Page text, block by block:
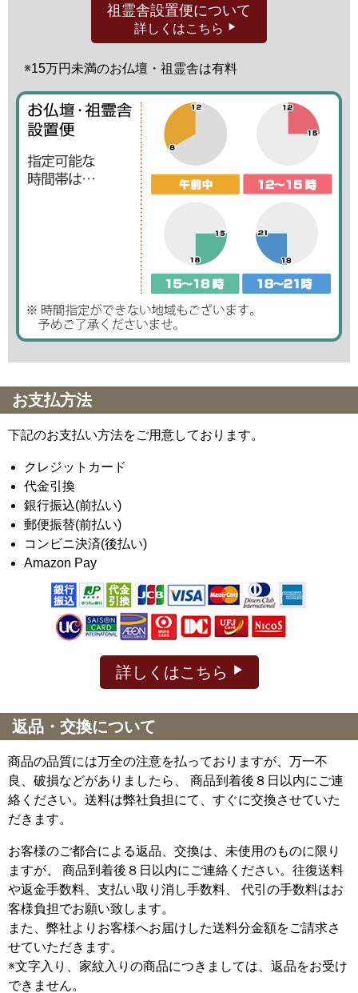
祖霊舎設置便について
詳しくはこちら
※15万円未満のお仏壇・祖霊舎は有料
お支払方法
下記のお支払い方法をご用意しております。
クレジットカード
代金引換
銀行振込(前払い)
郵便振替(前払い)
コンビニ決済(後払い)
Amazon Pay
詳しくはこちら
返品・交換について
商品の品質には万全の注意を払っておりますが、万一不
良、破損などがありましたら、 商品到着後８日以内にご連
絡ください。送料は弊社負担にて、すぐに交換させていた
だきます。
お客様のご都合による返品、交換は、未使用のものに限り
ますが、
商品到着後８日以内にご連絡ください。往復送料
や返金手数料、支払い取り消し手数料、 代引の手数料はお
客様負担でお願い致します。
また、弊社よりお客様へお届けした送料分金額をご請求さ
せていただきます。
※文字入り、家紋入りの商品につきましては、返品をお受け
できません。